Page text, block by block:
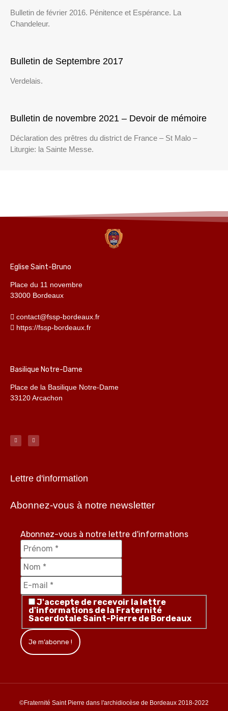
Bulletin de février 2016. Pénitence et Espérance. La
Chandeleur.
Bulletin de Septembre 2017
Verdelais.
Bulletin de novembre 2021 – Devoir de mémoire
Déclaration des prêtres du district de France – St Malo –
Liturgie: la Sainte Messe.
Eglise Saint-Bruno
Place du 11 novembre
33000 Bordeaux
contact@fssp-bordeaux.fr
https://fssp-bordeaux.fr
Basilique Notre-Dame
Place de la Basilique Notre-Dame
33120 Arcachon
Lettre d'information
Abonnez-vous à notre newsletter
Abonnez-vous à notre lettre d'informations
J'accepte de recevoir la lettre
d'informations de la Fraternité
Sacerdotale Saint-Pierre de Bordeaux
©Fraternité Saint Pierre dans l'archidiocèse de Bordeaux 2018-2022